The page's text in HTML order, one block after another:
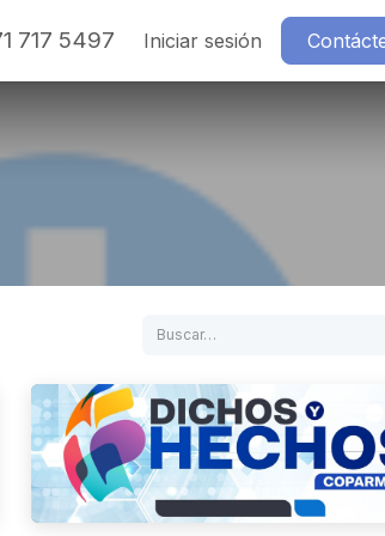
717 5497 Iniciar sesión